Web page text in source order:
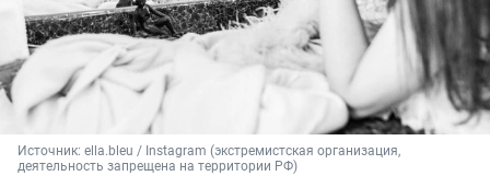
Источник: ella.bleu / Instagram (экстремистская организация,
деятельность запрещена на территории РФ)